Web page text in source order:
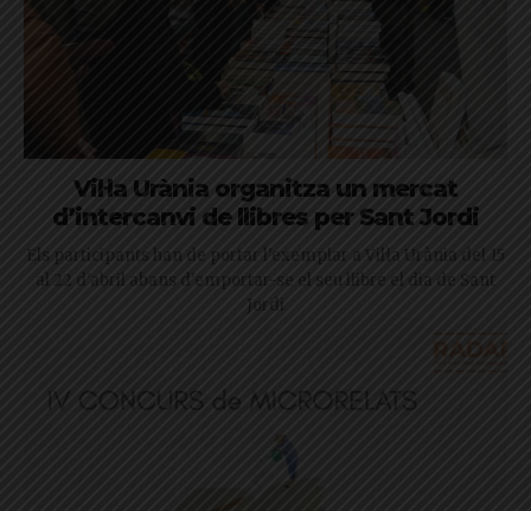
Vil·la Urània organitza un mercat
d’intercanvi de llibres per Sant Jordi
Els participants han de portar l'exemplar a Vil·la Urània del 15
al 22 d'abril abans d'emportar-se el seu llibre el dia de Sant
Jordi